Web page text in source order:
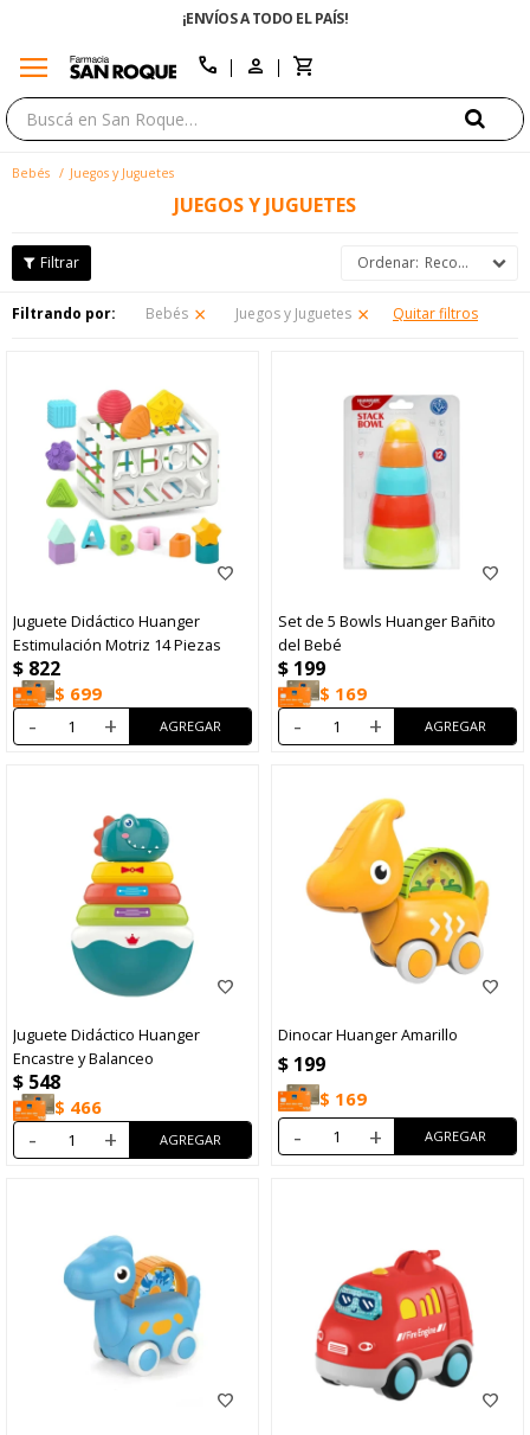
¡ENVÍOS A TODO EL PAÍS!
menu call
Bebés Juegos y Juguetes
JUEGOS Y JUGUETES
Recomendados
Filtrando por: Bebés Juegos y Juguetes Quitar filtros
Juguete Didáctico Huanger
Estimulación Motriz 14 Piezas
$ 822
$ 699
- +
Set de 5 Bowls Huanger Bañito
del Bebé
$ 199
$ 169
- +
Juguete Didáctico Huanger
Encastre y Balanceo
$ 548
$ 466
- +
Dinocar Huanger Amarillo
$ 199
$ 169
- +
close